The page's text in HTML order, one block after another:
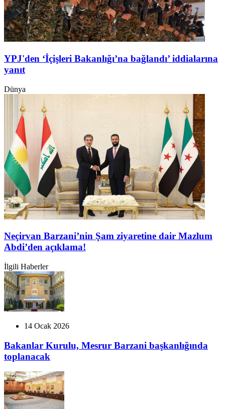
YPJ'den ‘İçişleri Bakanlığı’na bağlandı’ iddialarına
yanıt
Dünya
Neçirvan Barzani’nin Şam ziyaretine dair Mazlum
Abdi’den açıklama!
İlgili Haberler
14 Ocak 2026
Bakanlar Kurulu, Mesrur Barzani başkanlığında
toplanacak